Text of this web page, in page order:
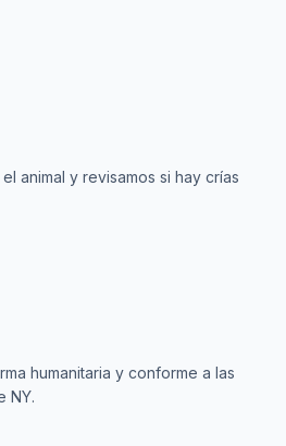
animal y revisamos si hay crías
humanitaria y conforme a las
NY.